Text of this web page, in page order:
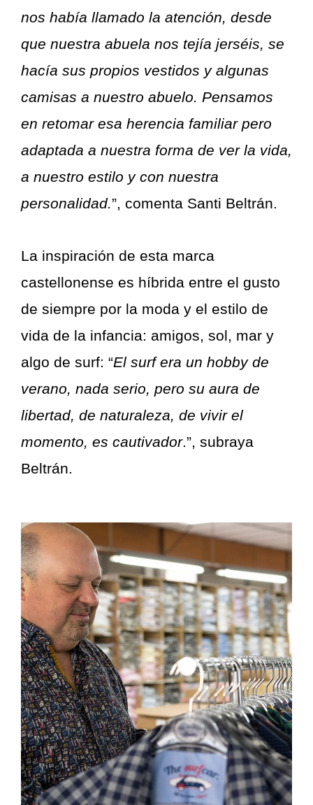
nos había llamado la atención, desde
que nuestra abuela nos tejía jerséis, se
hacía sus propios vestidos y algunas
camisas a nuestro abuelo. Pensamos
en retomar esa herencia familiar pero
adaptada a nuestra forma de ver la vida,
a nuestro estilo y con nuestra
personalidad.”, comenta Santi Beltrán.
La inspiración de esta marca
castellonense es híbrida entre el gusto
de siempre por la moda y el estilo de
vida de la infancia: amigos, sol, mar y
algo de surf: “El surf era un hobby de
verano, nada serio, pero su aura de
libertad, de naturaleza, de vivir el
momento, es cautivador.”, subraya
Beltrán.